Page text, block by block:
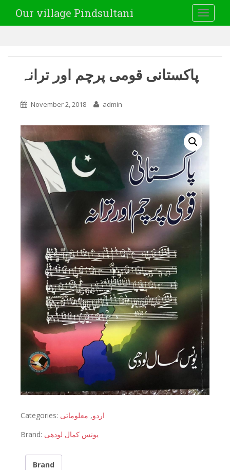
Our village Pindsultani
پاکستانی قومی پرچم اور ترانہ
November 2, 2018 admin
Categories: اردو, معلوماتی
Brand: یونس کمال لودھی
Brand